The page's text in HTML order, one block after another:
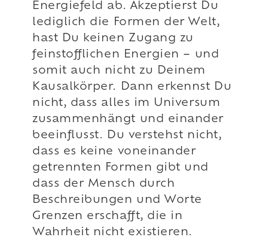
Energiefeld ab. Akzeptierst Du
lediglich die Formen der Welt,
hast Du keinen Zugang zu
feinstofflichen Energien – und
somit auch nicht zu Deinem
Kausalkörper. Dann erkennst Du
nicht, dass alles im Universum
zusammenhängt und einander
beeinflusst. Du verstehst nicht,
dass es keine voneinander
getrennten Formen gibt und
dass der Mensch durch
Beschreibungen und Worte
Grenzen erschafft, die in
Wahrheit nicht existieren.